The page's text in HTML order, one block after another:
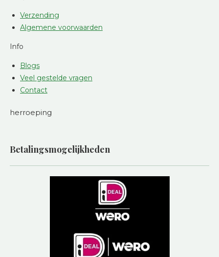
Verzending
Algemene voorwaarden
Info
Blogs
Veel gestelde vragen
Contact
herroeping
Betalingsmogelijkheden